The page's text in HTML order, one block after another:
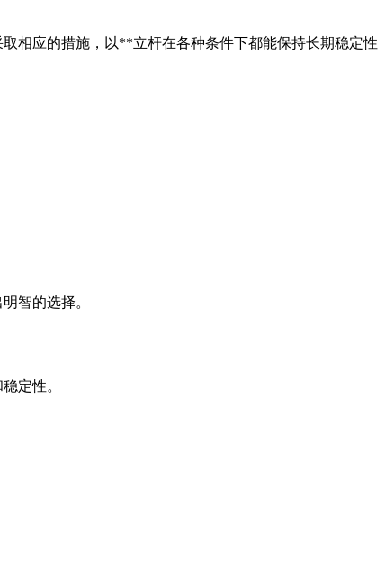
相应的措施，以**立杆在各种条件下都能保持长期稳定性
智的选择。
定性。